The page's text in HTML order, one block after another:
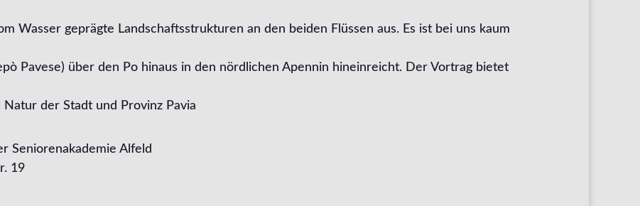
Wasser geprägte Landschaftsstrukturen an den beiden Flüssen aus. Es ist bei uns kaum
Pavese) über den Po hinaus in den nördlichen Apennin hineinreicht. Der Vortrag bietet
der Stadt und Provinz Pavia
Seniorenakademie Alfeld
19